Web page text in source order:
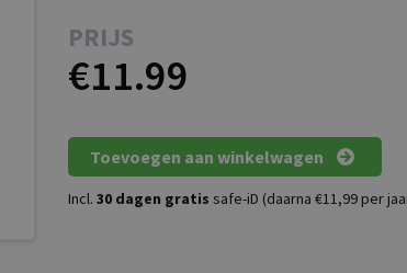
PRIJS
€11.99
Toevoegen aan winkelwagen
Incl. 30 dagen gratis safe-iD (daarna €11,99 per